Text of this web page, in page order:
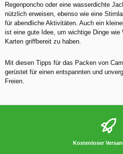
Regenponcho oder eine wasserdichte
nützlich erweisen, ebenso wie eine
für abendliche Aktivitäten. Auch ein
ist eine gute Idee, um wichtige Dinge
Karten griffbereit zu haben.
Mit diesen Tipps für das Packen von
gerüstet für einen entspannten und
Freien.
Kostenloser